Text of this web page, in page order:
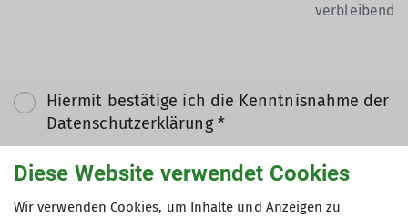
verbleibend
Hiermit bestätige ich die Kenntnisnahme der
Datenschutzerklärung *
Hiermit erkläre ich mich einverstanden, dass
meine in das Kontaktformular eingegebenen
Diese Website verwendet Cookies
Wir verwenden Cookies, um Inhalte und Anzeigen zu